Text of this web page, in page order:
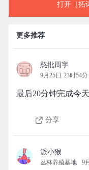
打开［拓
更多推荐
憨批周宇
9月25日 23时54分
最后20分钟完成今
分享
派小猴
丛林养殖基地 9